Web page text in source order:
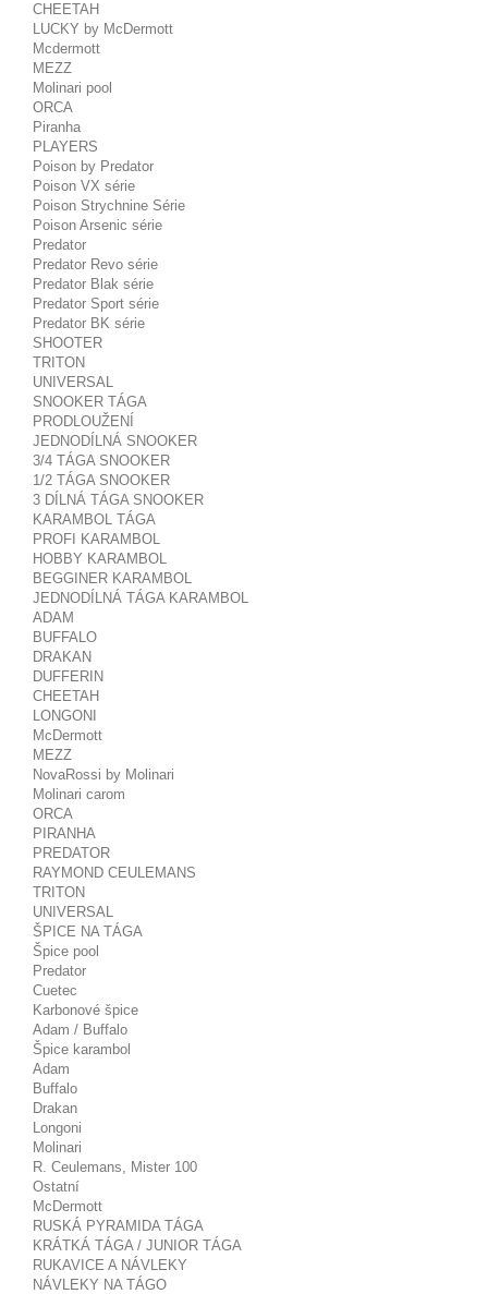
CHEETAH
LUCKY by McDermott
Mcdermott
MEZZ
Molinari pool
ORCA
Piranha
PLAYERS
Poison by Predator
Poison VX série
Poison Strychnine Série
Poison Arsenic série
Predator
Predator Revo série
Predator Blak série
Predator Sport série
Predator BK série
SHOOTER
TRITON
UNIVERSAL
SNOOKER TÁGA
PRODLOUŽENÍ
JEDNODÍLNÁ SNOOKER
3/4 TÁGA SNOOKER
1/2 TÁGA SNOOKER
3 DÍLNÁ TÁGA SNOOKER
KARAMBOL TÁGA
PROFI KARAMBOL
HOBBY KARAMBOL
BEGGINER KARAMBOL
JEDNODÍLNÁ TÁGA KARAMBOL
ADAM
BUFFALO
DRAKAN
DUFFERIN
CHEETAH
LONGONI
McDermott
MEZZ
NovaRossi by Molinari
Molinari carom
ORCA
PIRANHA
PREDATOR
RAYMOND CEULEMANS
TRITON
UNIVERSAL
ŠPICE NA TÁGA
Špice pool
Predator
Cuetec
Karbonové špice
Adam / Buffalo
Špice karambol
Adam
Buffalo
Drakan
Longoni
Molinari
R. Ceulemans, Mister 100
Ostatní
McDermott
RUSKÁ PYRAMIDA TÁGA
KRÁTKÁ TÁGA / JUNIOR TÁGA
RUKAVICE A NÁVLEKY
NÁVLEKY NA TÁGO